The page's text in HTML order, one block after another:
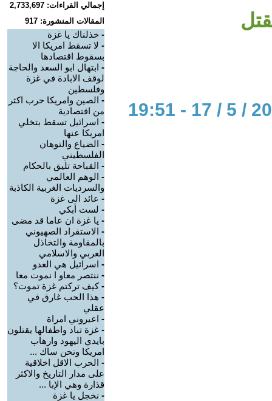
إجمالي القراءات: 2,733,697
المقالات المنشورة: 917
- خذلناك يا غزة
- لا تسقط امريكا الا
بسقوط اقتصادها
- ابتهال ابو السعد والحاجة
لوقف الابادة في غزة
وفلسطين
- الصين وامريكا حرب اكثر
من اقتصادية
- اسرائيل تسقط بتخلي
امريكا عنها
- الضياع والتوهان
الفلسطيني
- القباحة تليق بالحكام
- الوهم العالمي
والسرديات الغربية الكاذبة
- عائد الى غزة
- لست أبكي
- يا غزة ان عاما قد مضى
- الاستفراد الصهيوني
بالمقاومة والتخاذل
العربي والاسلامي
- اسرائيل هي العدو
- ننتصر معاو ا نموت معا
-كيف تركتم غزة تموت؟
- هذا الحب غارق في
عقلي
- اعيروني امراة
- غزة تباد واطفالها يقتلون
بايدي اليهود وارهاب
امريكا ونحن ساك ...
- الحرب الاقل اخلاقية
على مدار التاريخ والاكثر
قذارة وهي الإبا ...
- نخجل يا غزة